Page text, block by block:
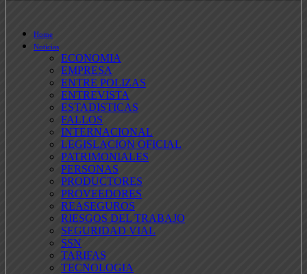
Home
Noticias
ECONOMIA
EMPRESA
ENTRE POLIZAS
ENTREVISTA
ESTADISTICAS
FALLOS
INTERNACIONAL
LEGISLACION OFICIAL
PATRIMONIALES
PERSONAS
PRODUCTORES
PROVEEDORES
REASEGUROS
RIESGOS DEL TRABAJO
SEGURIDAD VIAL
SSN
TARIFAS
TECNOLOGIA